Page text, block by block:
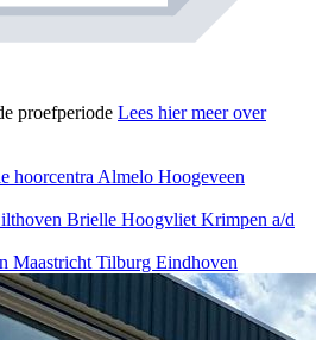
proefperiode Lees hier meer over
hoorcentraAlmelo Hoogeveen
Brielle HoogvlietKrimpen a/d
MaastrichtTilburg Eindhoven